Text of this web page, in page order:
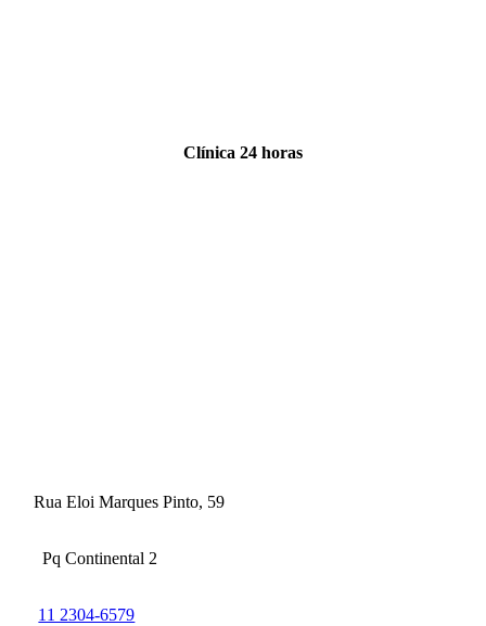
Clínica 24 horas
Rua Eloi Marques Pinto, 59
Pq Continental 2
11 2304-6579